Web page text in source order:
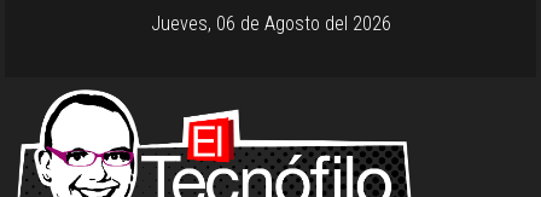
Jueves, 06 de Agosto del 2026